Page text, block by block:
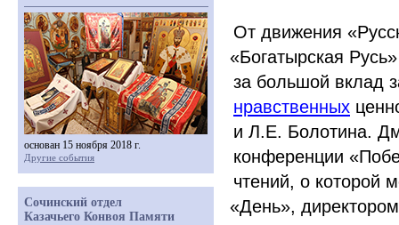
От движения
«Богатырская
за большой вклад
нравственных
и Л.Е. Болотина.
конференции
чтений, о которой
«День»,
основан 15 ноября 2018 г.
Другие события
Сочинский отдел
Казачьего Конвоя Памяти